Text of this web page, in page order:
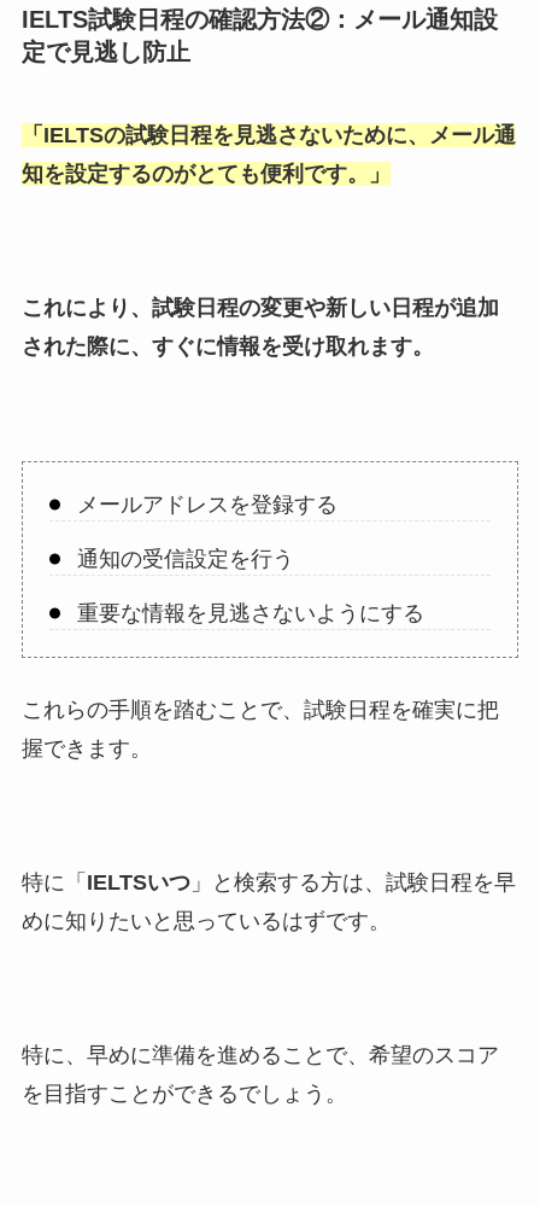
IELTS試験日程の確認方法②：メール通知設
定で見逃し防止
「 IELTSの試験日程を見逃さないために、メール通
知を設定するのがとても便利です。
」
これにより、試験日程の変更や新しい日程が追加
された際に、すぐに情報を受け取れます。
メールアドレスを登録する
通知の受信設定を行う
重要な情報を見逃さないようにする
これらの手順を踏むことで、試験日程を確実に把
握できます。
特に「 IELTSいつ」と検索する方は、試験日程を早
めに知りたいと思っているはずです。
特に、早めに準備を進めることで、希望のスコア
を目指すことができるでしょう。